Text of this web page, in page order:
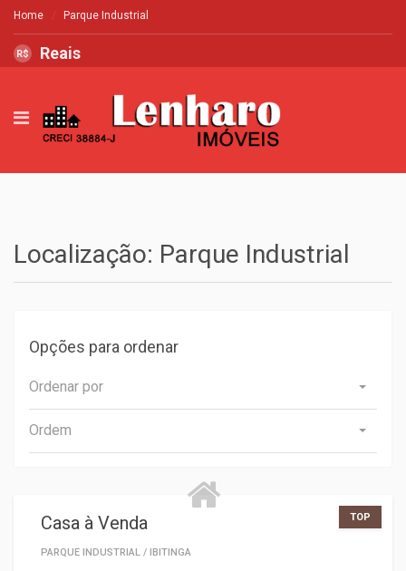
Home Parque Industrial
R$ Reais
Localização: Parque Industrial
Opções para ordenar
Ordenar por
Ordem
TOP
Casa à Venda
PARQUE INDUSTRIAL / IBITINGA